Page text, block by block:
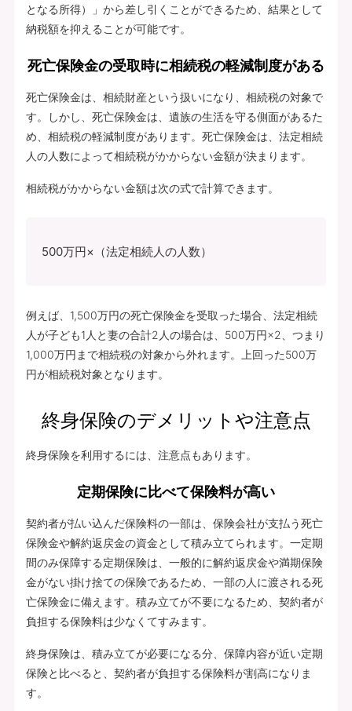
となる所得）」から差し引くことができるため、結果として
納税額を抑えることが可能です。
死亡保険金の受取時に相続税の軽減制度がある
死亡保険金は、相続財産という扱いになり、相続税の対象で
す。しかし、死亡保険金は、遺族の生活を守る側面があるた
め、相続税の軽減制度があります。死亡保険金は、法定相続
人の人数によって相続税がかからない金額が決まります。
相続税がかからない金額は次の式で計算できます。
500万円×（法定相続人の人数）
例えば、1,500万円の死亡保険金を受取った場合、法定相続
人が子ども1人と妻の合計2人の場合は、500万円×2、つまり
1,000万円まで相続税の対象から外れます。上回った500万
円が相続税対象となります。
終身保険のデメリットや注意点
終身保険を利用するには、注意点もあります。
定期保険に比べて保険料が高い
契約者が払い込んだ保険料の一部は、保険会社が支払う死亡
保険金や解約返戻金の資金として積み立てられます。一定期
間のみ保障する定期保険は、一般的に解約返戻金や満期保険
金がない掛け捨ての保険であるため、一部の人に渡される死
亡保険金に備えます。積み立てが不要になるため、契約者が
負担する保険料は少なくてすみます。
終身保険は、積み立てが必要になる分、保障内容が近い定期
保険と比べると、契約者が負担する保険料が割高になりま
す。